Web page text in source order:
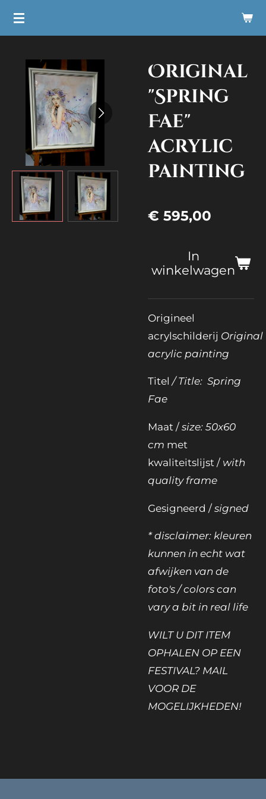
Ga
hoofdinhoud
Original
"Spring
Fae"
acrylic
painting
€ 595,00
In
winkelwagen
Origineel
acrylschilderij Original
acrylic painting
Titel/ Title: Spring
Fae
Maat / size: 50x60
cm met
kwaliteitslijst / with
quality frame
Gesigneerd / signed
* disclaimer: kleuren
kunnen in echt wat
afwijken van de
foto's / colors can
vary a bit in real life
WILT U DIT ITEM
OPHALEN OP EEN
FESTIVAL? MAIL
VOOR DE
MOGELIJKHEDEN!